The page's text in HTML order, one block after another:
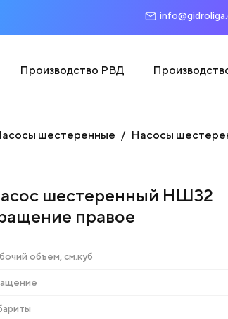
Производство РВД
шестеренные
Насосы
шестеренный НШ32
правое
объем, см.куб